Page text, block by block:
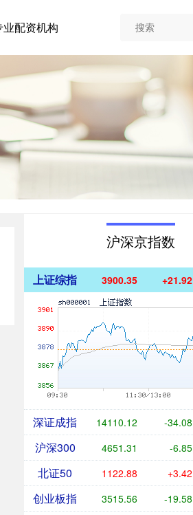
配资机构
沪深京指数
上证综指 3900.35 +21.92
深证成指 14110.12 -34.08
沪深300 4651.31 -6.85
北证50 1122.88 +3.42
创业板指 3515.56 -19.58